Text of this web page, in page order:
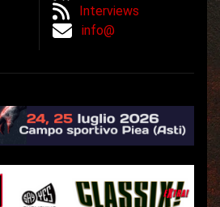
Interviews
info@